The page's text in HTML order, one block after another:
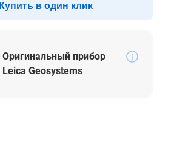
Купить в один клик
Оригинальный прибор
Leica Geosystems